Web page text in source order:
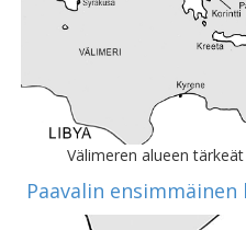
Välimeren alueen
Paavalin